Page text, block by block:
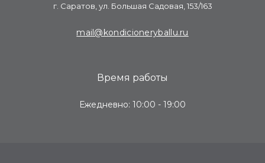
г. Саратов, ул. Большая Садовая, 153/163
mail@kondicioneryballu.ru
Время работы
Ежедневно: 10:00 - 19:00